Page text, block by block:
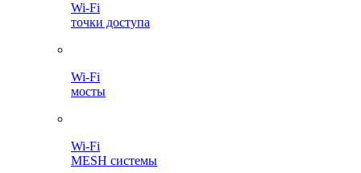
Wi-Fi
точки доступа
Wi-Fi
мосты
Wi-Fi
MESH системы